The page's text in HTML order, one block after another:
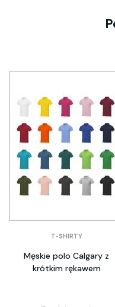
T-SHIRTY
Męskie polo Calgary z
krótkim rękawem